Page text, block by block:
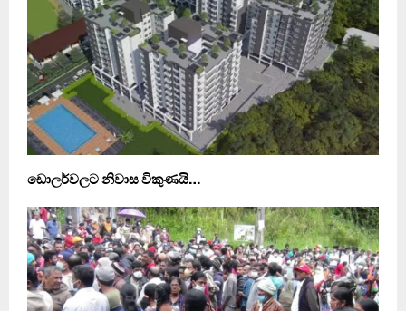
ඩොලර්වලට නිවාස විකුණයි…